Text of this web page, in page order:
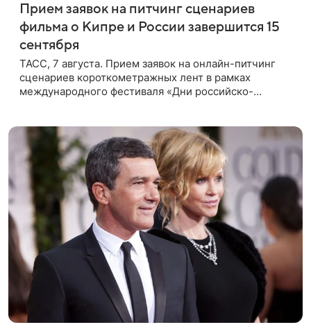
Прием заявок на питчинг сценариев
фильма о Кипре и России завершится 15
сентября
ТАСС, 7 августа. Прием заявок на онлайн-питчинг
сценариев короткометражных лент в рамках
международного фестиваля «Дни российско-